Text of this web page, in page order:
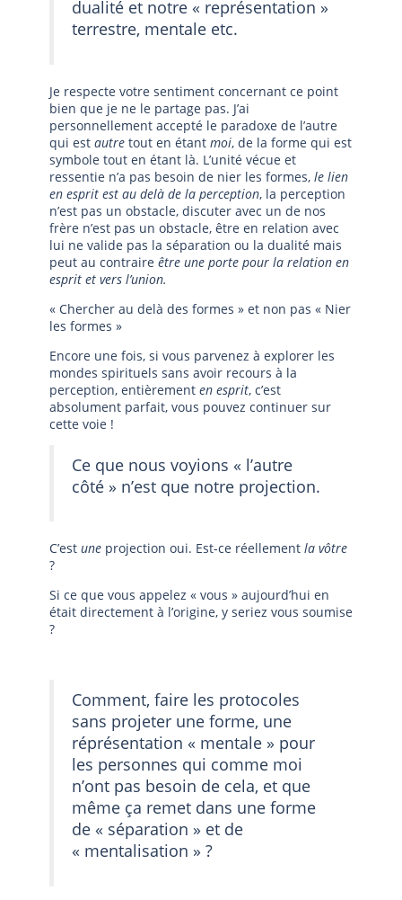
dualité et notre « représentation »
terrestre, mentale etc.
Je respecte votre sentiment concernant ce point
bien que je ne le partage pas. J’ai
personnellement accepté le paradoxe de l’autre
qui est autre tout en étant moi, de la forme qui est
symbole tout en étant là. L’unité vécue et
ressentie n’a pas besoin de nier les formes, le lien
en esprit est au delà de la perception, la perception
n’est pas un obstacle, discuter avec un de nos
frère n’est pas un obstacle, être en relation avec
lui ne valide pas la séparation ou la dualité mais
peut au contraire être une porte pour la relation en
esprit et vers l’union.
« Chercher au delà des formes » et non pas « Nier
les formes »
Encore une fois, si vous parvenez à explorer les
mondes spirituels sans avoir recours à la
perception, entièrement en esprit, c’est
absolument parfait, vous pouvez continuer sur
cette voie !
Ce que nous voyions « l’autre
côté » n’est que notre projection.
C’est une projection oui. Est-ce réellement la vôtre
?
Si ce que vous appelez « vous » aujourd’hui en
était directement à l’origine, y seriez vous soumise
?
Comment, faire les protocoles
sans projeter une forme, une
réprésentation « mentale » pour
les personnes qui comme moi
n’ont pas besoin de cela, et que
même ça remet dans une forme
de « séparation » et de
« mentalisation » ?